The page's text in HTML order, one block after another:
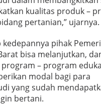
kualitas produk –
pertanian,” ujarnya.
pihak
bisa melanjutkan,
– program
modal bagi para
yang sudah
bertani.